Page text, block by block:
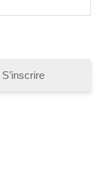
S’inscrire